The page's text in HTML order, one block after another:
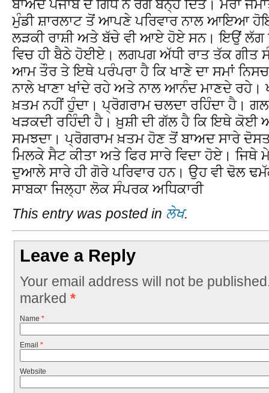
ਬਾਅਦ ਪੰਜਾਬ ਦੇ ਗਿੱਧੇ ਨੇ ਰੰਗ ਬੰਨ੍ਹ ਦਿੱਤੇ। ਮੇਰਾ
ਮੁੰਡੀ ਸ਼ਾਰਲਾਟ ਤੋਂ ਆਪਣੇ ਪਰਿਵਾਰ ਨਾਲ ਆਇਆ
ਲੜਕੀ ਰਾਸ਼ੀ ਅਤੇ ਬੱਚੇ ਵੀ ਆਏ ਹੋਏ ਸਨ। ਇਉਂ ਲੱਗ
ਵਿਚ ਹੀ ਬੈਠੇ ਹੋਈਏ। ਲਗਪਗ ਅੱਧੀ ਰਾਤ ਤੱਕ ਗੀਤ
ਆਮ ਤੌਰ ਤੇ ਇਥੇ ਪਰੰਪਰਾ ਹੈ ਕਿ ਖਾਣੇ ਦਾ ਸਮਾਂ
ਨਾਲੇ ਖਾਣਾ ਖਾਂਦੇ ਰਹੇ ਅਤੇ ਨਾਲ ਆਨੰਦ ਮਾਣਦੇ ਰਹੇ।
ਖ਼ਤਮ ਨਹੀਂ ਹੁੰਦਾ। ਪ੍ਰੋਗਰਾਮ ਚਲਦਾ ਰਹਿੰਦਾ ਹੈ।
ਖੜਕਦੀ ਰਹਿੰਦੀ ਹੈ। ਖ਼ੁਸ਼ੀ ਦੀ ਗੱਲ ਹੈ ਕਿ ਇਥੇ ਕੋਈ
ਸਮਝਦਾ। ਪ੍ਰੋਗਰਾਮ ਖ਼ਤਮ ਹੋਣ ਤੋਂ ਬਾਅਦ ਸਾਰੇ
ਮਿਲਕੇ ਸੈਟ ਕੀਤਾ ਅਤੇ ਫਿਰ ਸਾਰੇ ਵਿਦਾ ਹੋਏ। ਜਿਥੇ
ਦੁਆਲੇ ਸਾਰੇ ਹੀ ਗੋਰੇ ਪਰਿਵਾਰ ਹਨ। ਉਹ ਵੀ ਢੋਲ
ਸਾਬਕਾ ਜਿਲ੍ਹਾ ਲੋਕ ਸੰਪਰਕ ਅਧਿਕਾਰੀ
This entry was posted in ਲੇਖ.
Leave a Reply
Your email address will not be
marked *
Name *
Email *
Website